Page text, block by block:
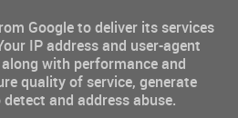
Google to deliver its services
IP address and user-agent
with performance and
quality of service, generate
and address abuse.